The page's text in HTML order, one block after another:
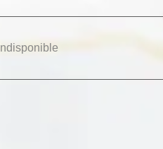
Indisponible